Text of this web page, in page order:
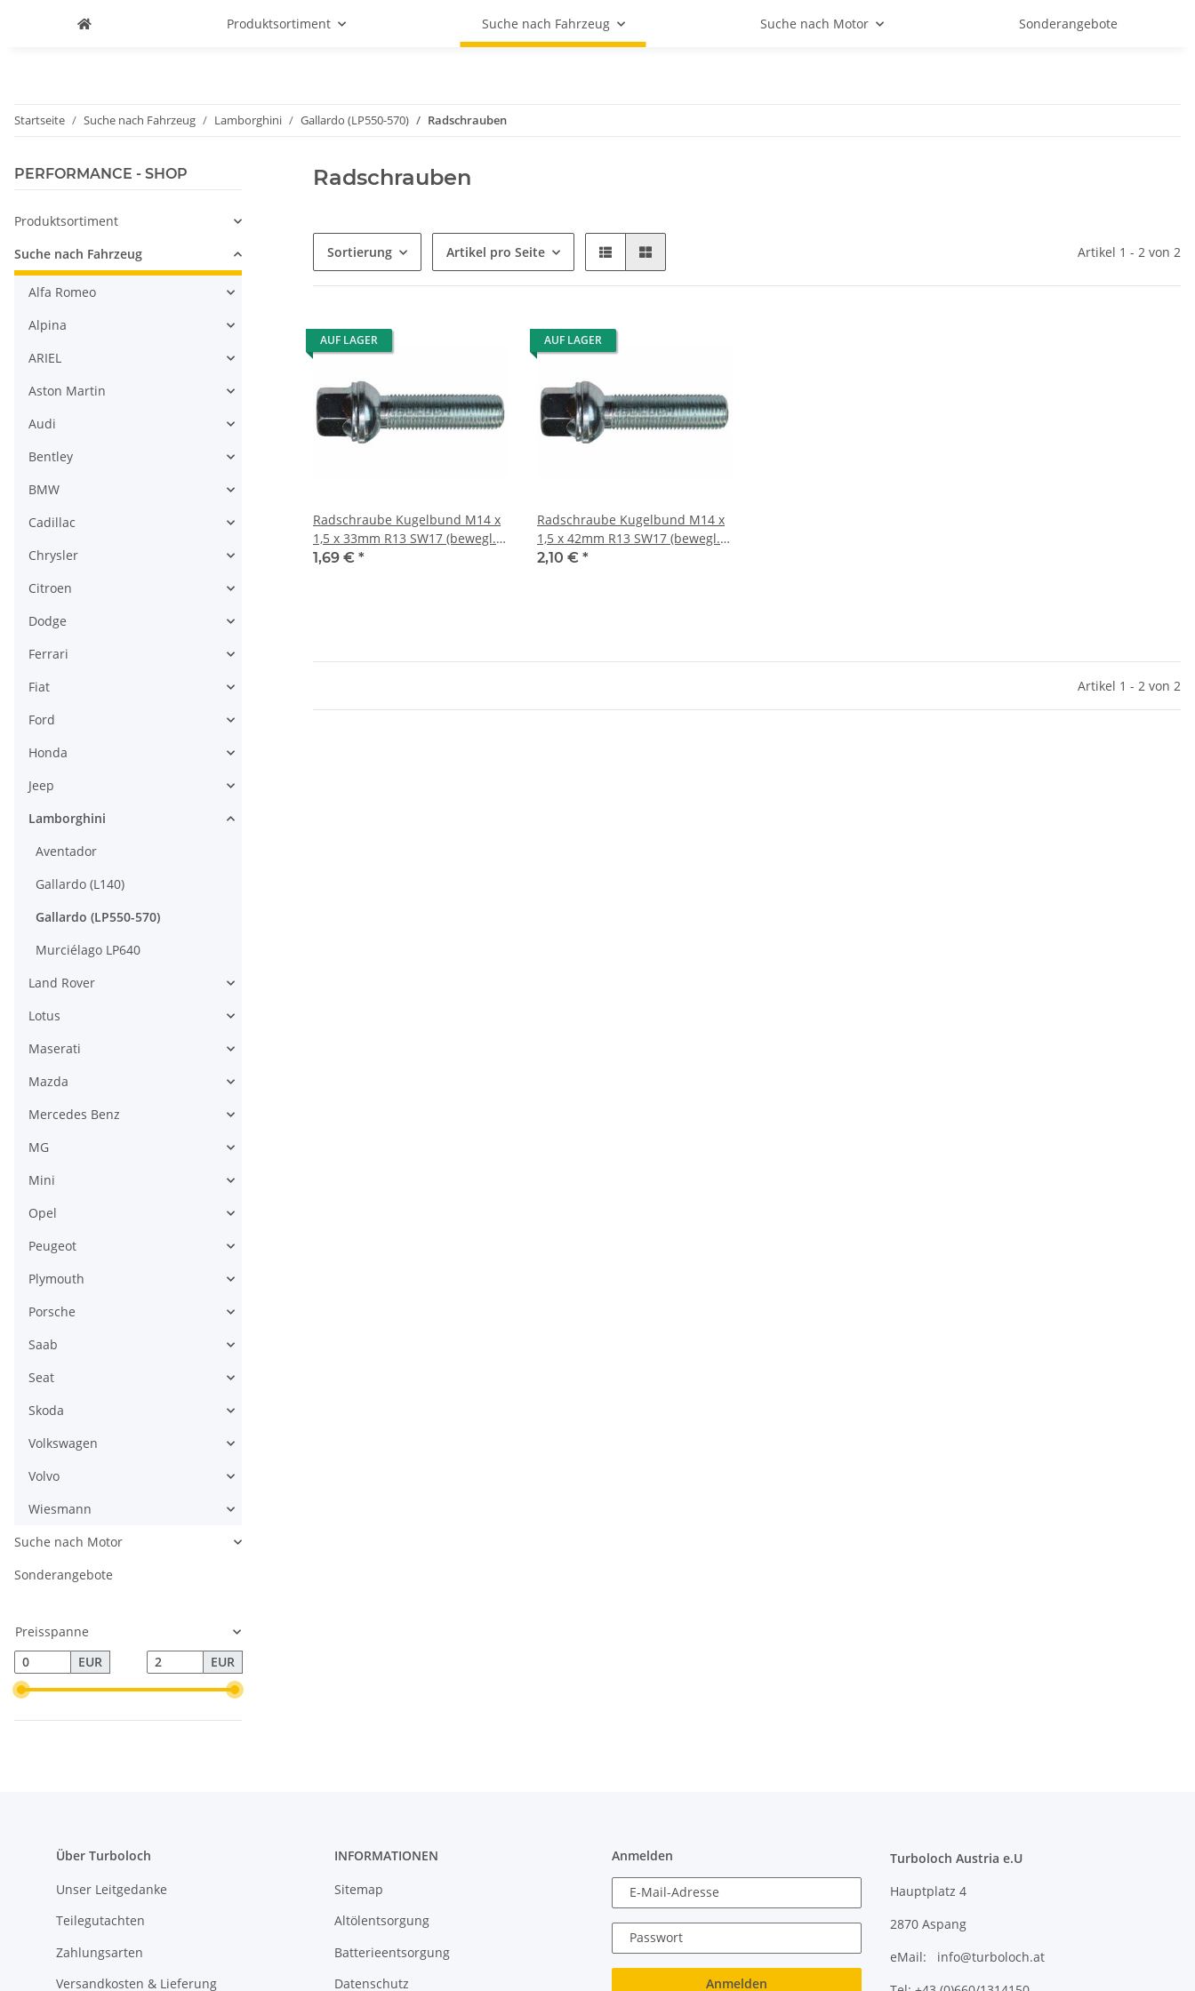
Produktsortiment Suche nach Fahrzeug Suche nach Motor Sonderangebote
Startseite Suche nach Fahrzeug Lamborghini Gallardo (LP550-570) Radschrauben
Radschrauben
Sortierung Artikel pro Seite Artikel 1 - 2 von 2
AUF LAGER
Radschraube Kugelbund M14 x
1,5 x 33mm R13 SW17 (bewegl.
Scheibe)
1,69 € *
AUF LAGER
Radschraube Kugelbund M14 x
1,5 x 42mm R13 SW17 (bewegl.
Scheibe)
2,10 € *
Artikel 1 - 2 von 2
PERFORMANCE - SHOP
Produktsortiment
Suche nach Fahrzeug
Alfa Romeo
Alpina
ARIEL
Aston Martin
Audi
Bentley
BMW
Cadillac
Chrysler
Citroen
Dodge
Ferrari
Fiat
Ford
Honda
Jeep
Lamborghini
Aventador
Gallardo (L140)
Gallardo (LP550-570)
Murciélago LP640
Land Rover
Lotus
Maserati
Mazda
Mercedes Benz
MG
Mini
Opel
Peugeot
Plymouth
Porsche
Saab
Seat
Skoda
Volkswagen
Volvo
Wiesmann
Suche nach Motor
Sonderangebote
Preisspanne
EUR
EUR
Über Turboloch
Unser Leitgedanke
Teilegutachten
Zahlungsarten
Versandkosten & Lieferung
INFORMATIONEN
Sitemap
Altölentsorgung
Batterieentsorgung
Datenschutz
Anmelden
E-Mail-Adresse
Passwort
Anmelden
Turboloch Austria e.U
Hauptplatz 4
2870 Aspang
eMail: info@turboloch.at